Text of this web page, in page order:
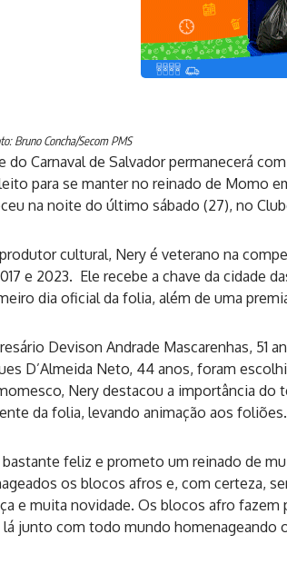
Bruno Concha/Secom PMS
do Carnaval de Salvador permanecerá
para se manter no reinado de Momo
na noite do último sábado (27), no
cultural, Nery é veterano na
e 2023. Ele recebe a chave da cidade
dia oficial da folia, além de uma
Devison Andrade Mascarenhas, 51
D’Almeida Neto, 44 anos, foram
Nery destacou a importância do
da folia, levando animação aos foliões.
bastante feliz e prometo um reinado de
os blocos afros e, com certeza,
e muita novidade. Os blocos afro fazem
lá junto com todo mundo homenageando